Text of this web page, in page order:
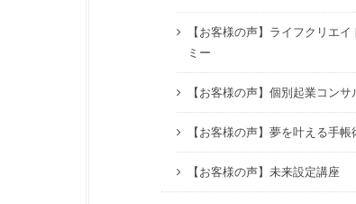
【お客様の声】ライフクリエイ
ミー
【お客様の声】個別起業コンサ
【お客様の声】夢を叶える手帳
【お客様の声】未来設定講座